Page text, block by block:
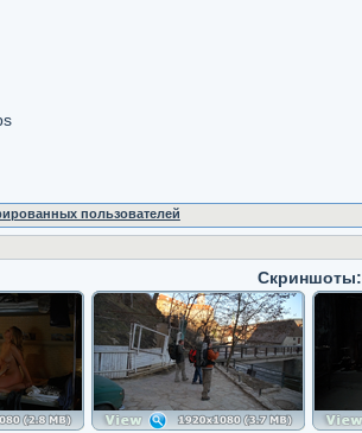
пользователей
Скриншоты: